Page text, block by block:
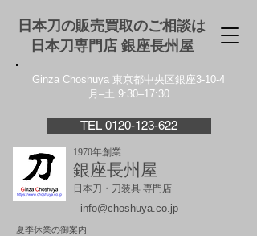
日本刀の販売買取のご相談は
日本刀専門店 銀座⻑州屋
Ginza Choshuya 東京都中央区銀座3-10-4
月–土 9:30–17:30
TEL 0120-123-622
1970年創業
銀座長州屋
日本刀・刀装具 専門店
info@choshuya.co.jp
夏季休業の御案内